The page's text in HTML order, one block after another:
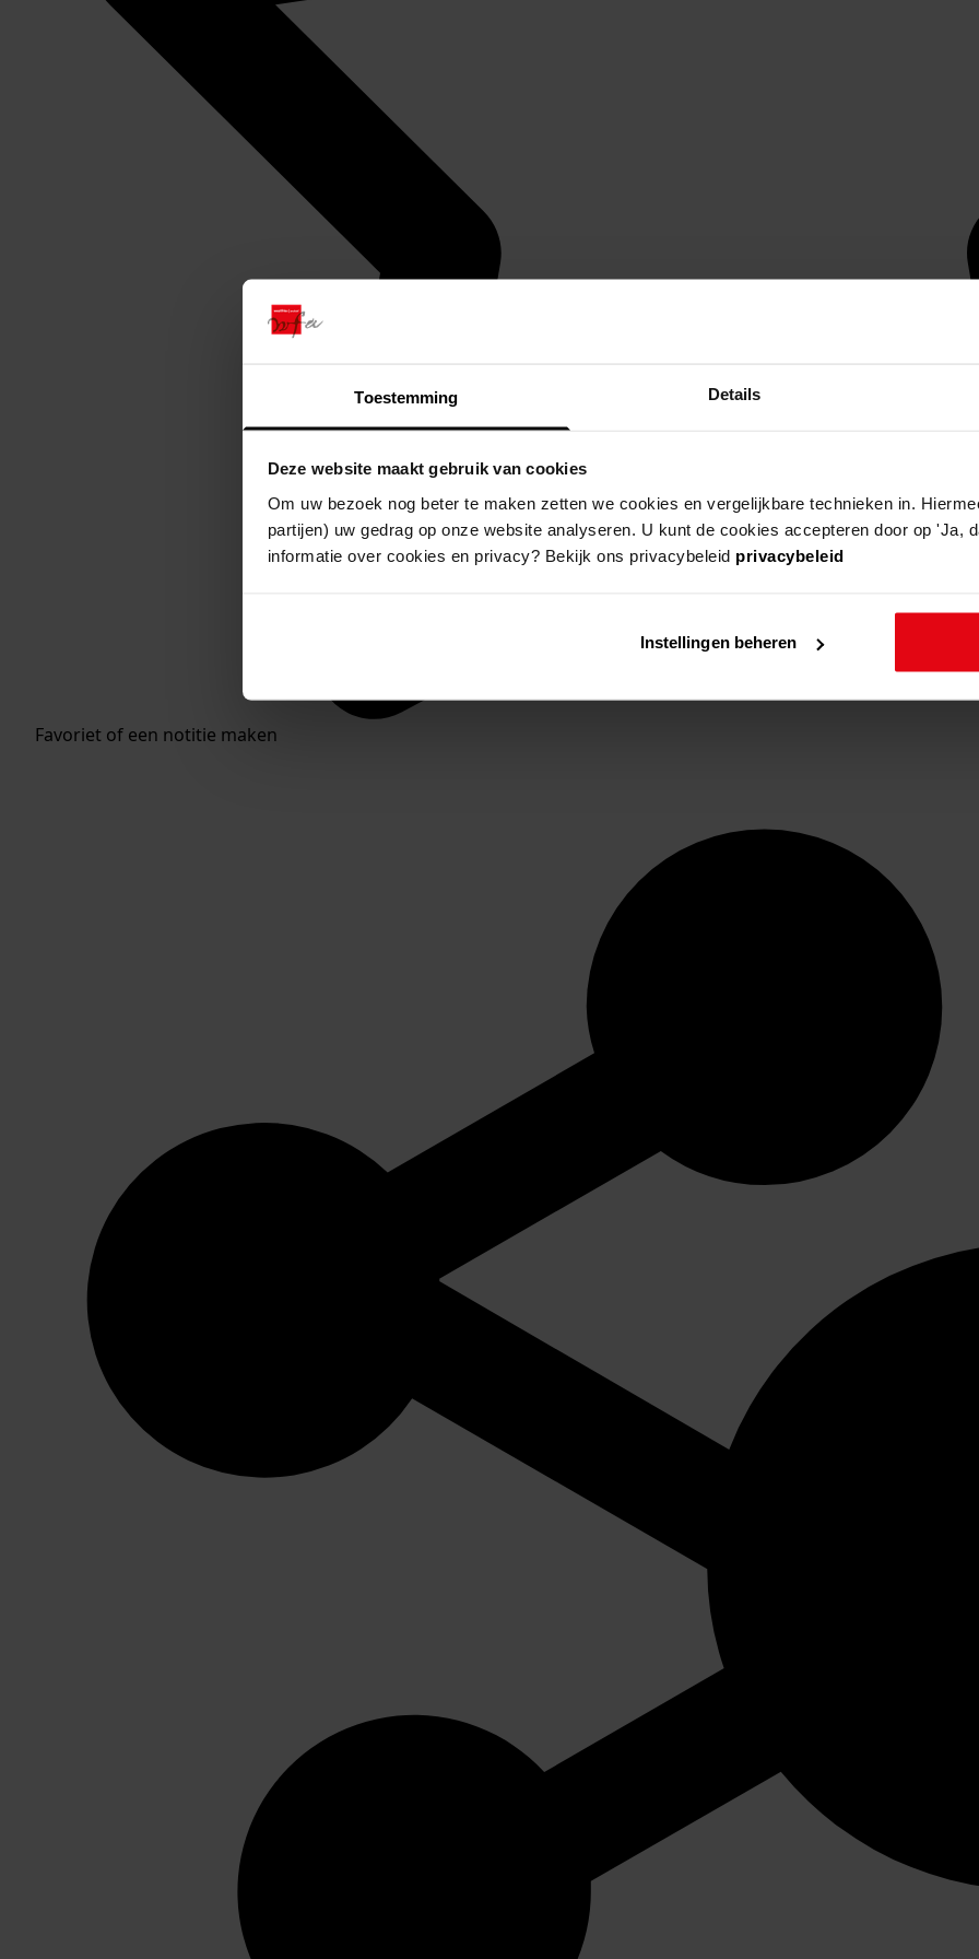
Toestemming Details
Deze website maakt gebruik van cookies
Om uw bezoek nog beter te maken zetten we cookies en vergelijkbare technieken in.
partijen) uw gedrag op onze website analyseren. U kunt de cookies accepteren door op 'Ja,
informatie over cookies en privacy? Bekijk ons privacybeleid privacybeleid
Instellingen beheren
Favoriet of een notitie maken